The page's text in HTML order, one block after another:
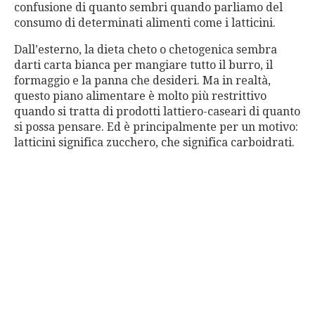
confusione di quanto sembri quando parliamo del
consumo di determinati alimenti come i latticini.
Dall’esterno, la dieta cheto o chetogenica sembra
darti carta bianca per mangiare tutto il burro, il
formaggio e la panna che desideri. Ma in realtà,
questo piano alimentare è molto più restrittivo
quando si tratta di prodotti lattiero-caseari di quanto
si possa pensare. Ed è principalmente per un motivo:
latticini significa zucchero, che significa carboidrati.